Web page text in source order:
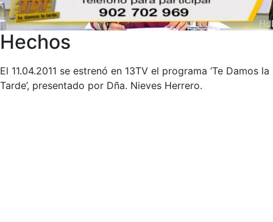
Hechos
El 11.04.2011 se estrenó en 13TV el programa ‘Te Damos la
Tarde’, presentado por Dña. Nieves Herrero.